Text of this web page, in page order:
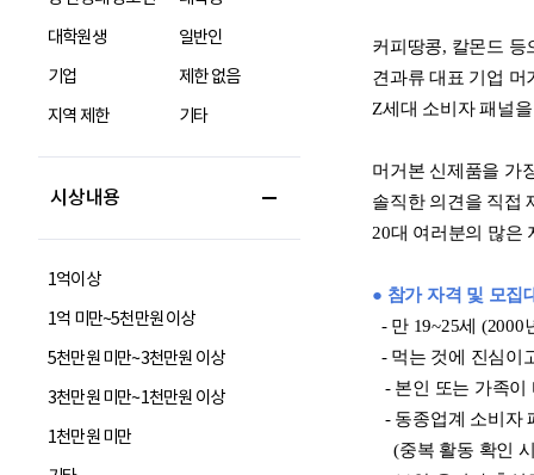
대학원생
일반인
기업
제한 없음
지역 제한
기타
시상내용
1억이상
1억 미만~5천만원 이상
5천만원 미만~3천만원 이상
3천만원 미만~1천만원 이상
1천만원 미만